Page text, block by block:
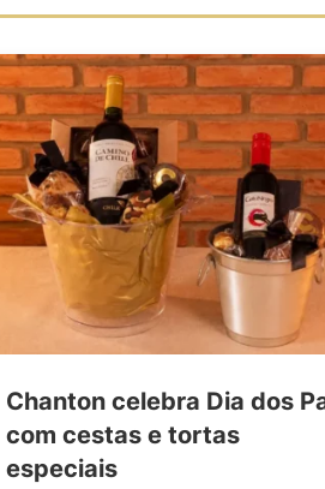
Chanton celebra Dia dos
com cestas e tortas
especiais